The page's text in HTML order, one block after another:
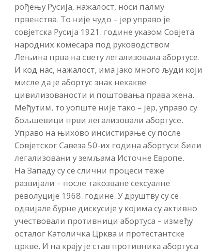
рођењу Русија, нажалост, носи палму
првенства. То није чудо – јер управо је
совјетска Русија 1921. године указом Совјета
народних комесара под руководством
Лењина прва на свету легализовала абортусе.
И код нас, нажалост, има јако много људи који
мисле да је абортус знак некакве
цивилизованости и поштовања права жена.
Међутим, то уопште није тако – јер, управо су
бољшевици први легализовали абортусе.
Управо на њихово инсистирање су после
Совјетског Савеза 50-их година абортуси били
легализовани у земљама Источне Европе.
На Западу су се слични процеси теже
развијали – после такозване сексуалне
револуције 1968. године. У друштву су се
одвијале бурне дискусије у којима су активно
учествовали противници абортуса – између
осталог Католичка Црква и протестантске
цркве. И на крају је став противника абортуса